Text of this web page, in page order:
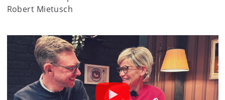
Robert Mietusch